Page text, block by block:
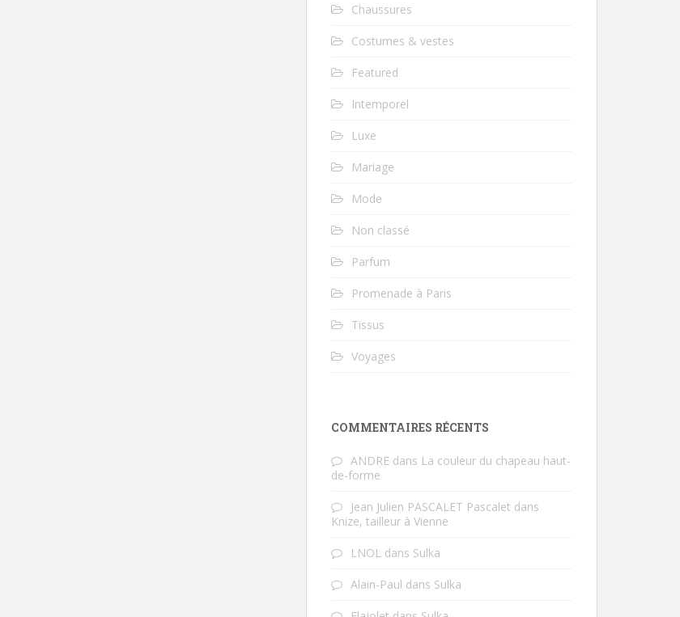
Chaussures
Costumes & vestes
Featured
Intemporel
Luxe
Mariage
Mode
Non classé
Parfum
Promenade à Paris
Tissus
Voyages
COMMENTAIRES RÉCENTS
ANDRE dans La couleur du chapeau haut-
de-forme
Jean Julien PASCALET Pascalet dans
Knize, tailleur à Vienne
LNOL dans Sulka
Alain-Paul dans Sulka